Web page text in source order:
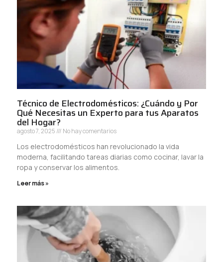
Técnico de Electrodomésticos: ¿Cuándo y Por
Qué Necesitas un Experto para tus Aparatos
del Hogar?
agosto 7, 2025 No hay comentarios
Los electrodomésticos han revolucionado la vida
moderna, facilitando tareas diarias como cocinar, lavar la
ropa y conservar los alimentos.
Leer más »